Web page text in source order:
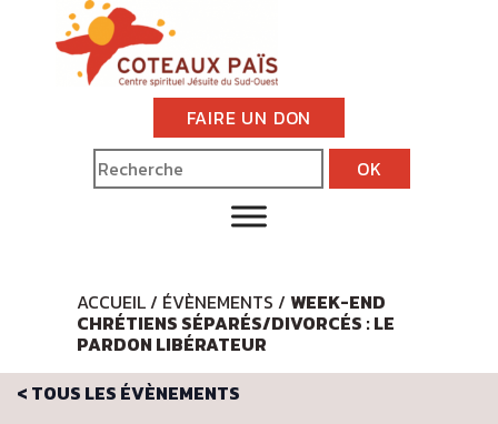
FAIRE UN DON
ACCUEIL/ ÉVÈNEMENTS / WEEK-END
CHRÉTIENS SÉPARÉS/DIVORCÉS : LE
PARDON LIBÉRATEUR
< TOUS LES ÉVÈNEMENTS